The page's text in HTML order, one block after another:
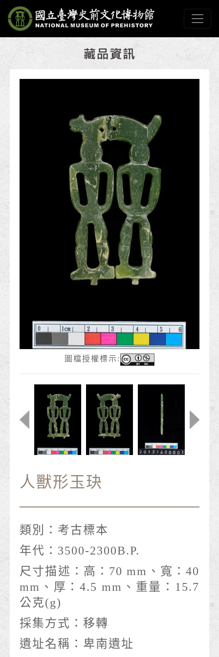
跳到主要內容
國立臺灣史前文化博物
網頁導覽
圖檔授權標示:
人獸形玉玦
類別： 考古標本
年代： 3500-2300B.P.
尺寸描述： 高：70 mm、寬：40
mm、厚：4.5 mm、重量：15.7
公克(g)
採集方式： 移轉
遺址名稱： 卑南遺址